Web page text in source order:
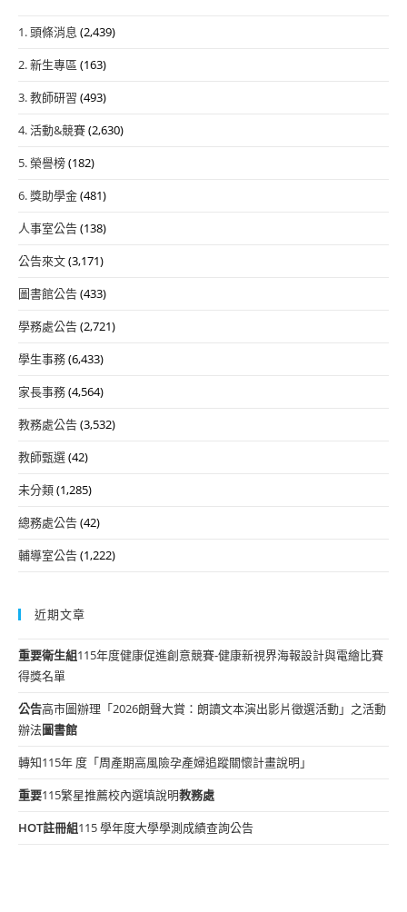
1. 頭條消息 (2,439)
2. 新生專區 (163)
3. 教師研習 (493)
4. 活動&競賽(2,630)
5. 榮譽榜(182)
6. 獎助學金(481)
人事室公告(138)
公告來文(3,171)
圖書館公告(433)
學務處公告(2,721)
學生事務(6,433)
家長事務(4,564)
教務處公告(3,532)
教師甄選(42)
未分類(1,285)
總務處公告(42)
輔導室公告(1,222)
近期文章
重要衛生組115年度健康促進創意競賽-健康新視界海報設計與電繪比賽
得獎名單
公告高市圖辦理「2026朗聲大賞：朗讀文本演出影片徵選活動」之活動
辦法圖書館
轉知115年 度「周產期高風險孕產婦追蹤關懷計畫說明」
重要115繁星推薦校內選填說明教務處
HOT註冊組115 學年度大學學測成績查詢公告